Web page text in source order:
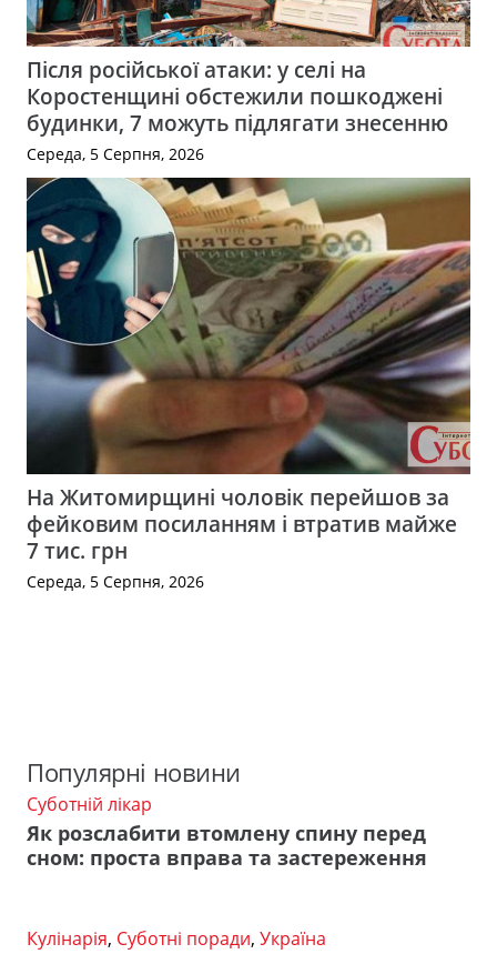
Після російської атаки: у селі на
Коростенщині обстежили пошкоджені
будинки, 7 можуть підлягати знесенню
Середа, 5 Серпня, 2026
На Житомирщині чоловік перейшов за
фейковим посиланням і втратив майже
7 тис. грн
Середа, 5 Серпня, 2026
Популярні новини
Суботній лікар
Як розслабити втомлену спину перед
сном: проста вправа та застереження
Кулінарія, Суботні поради, Україна